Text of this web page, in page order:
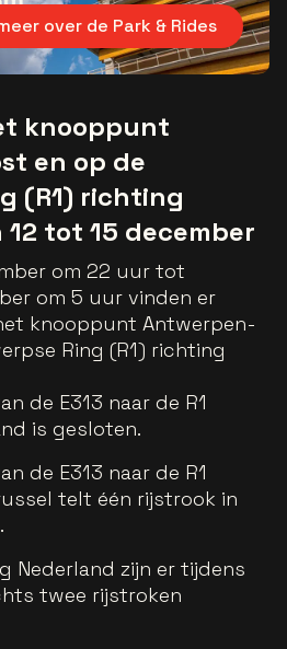
over de Park & Rides
knooppunt
en op de
(R1) richting
tot 15 december
om 22 uur tot
om 5 uur vinden er
knooppunt Antwerpen-
Ring (R1) richting
de E313 naar de R1
is gesloten.
de E313 naar de R1
telt één rijstrook in
Nederland zijn er tijdens
twee rijstroken